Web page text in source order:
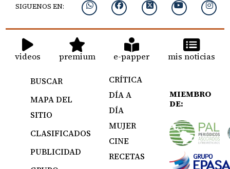
SIGUENOS EN:
videos premium e-papper mis noticias
BUSCAR
MAPA DEL
SITIO
CLASIFICADOS
PUBLICIDAD
CRÍTICA
DÍA A
DÍA
MUJER
CINE
RECETAS
MIEMBRO
DE: